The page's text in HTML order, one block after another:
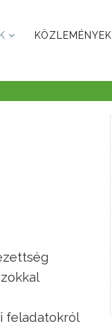
KÖZLEMÉNYEK
feladatokról